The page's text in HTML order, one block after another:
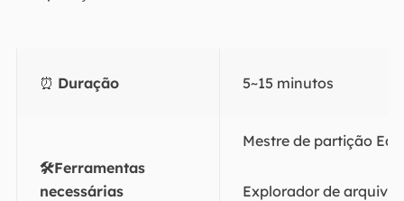
⏰ Duração 5~15 minutos
🛠️Ferramentas
necessárias
Mestre de partição
Explorador de